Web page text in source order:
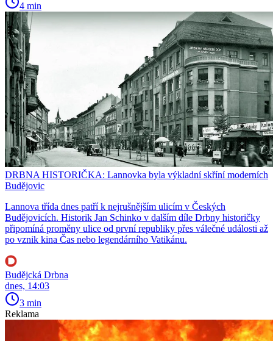
4 min
DRBNA HISTORIČKA: Lannovka byla výkladní skříní moderních
Budějovic
Lannova třída dnes patří k nejrušnějším ulicím v Českých
Budějovicích. Historik Jan Schinko v dalším díle Drbny historičky
připomíná proměny ulice od první republiky přes válečné události až
po vznik kina Čas nebo legendárního Vatikánu.
Budějcká Drbna
dnes, 14:03
3 min
Reklama